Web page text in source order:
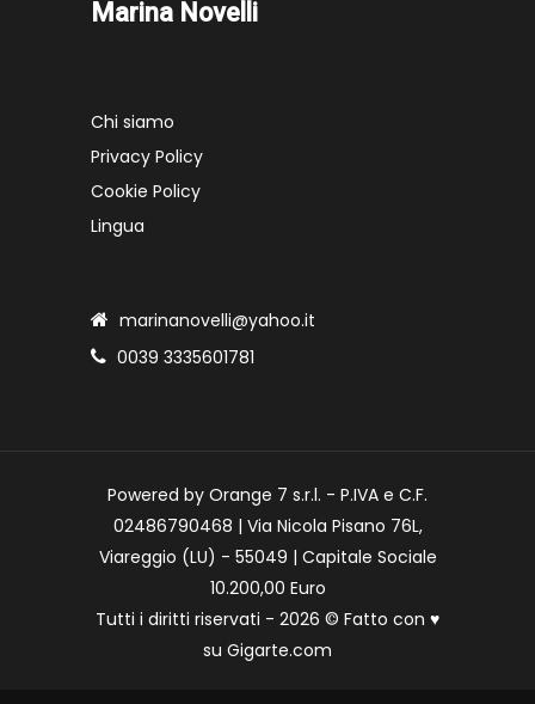
Marina Novelli
Chi siamo
Privacy Policy
Cookie Policy
Lingua
marinanovelli@yahoo.it
0039 3335601781
Powered by Orange 7 s.r.l. - P.IVA e C.F.
02486790468 | Via Nicola Pisano 76L,
Viareggio (LU) - 55049 | Capitale Sociale
10.200,00 Euro
Tutti i diritti riservati - 2026 © Fatto con ♥
su Gigarte.com